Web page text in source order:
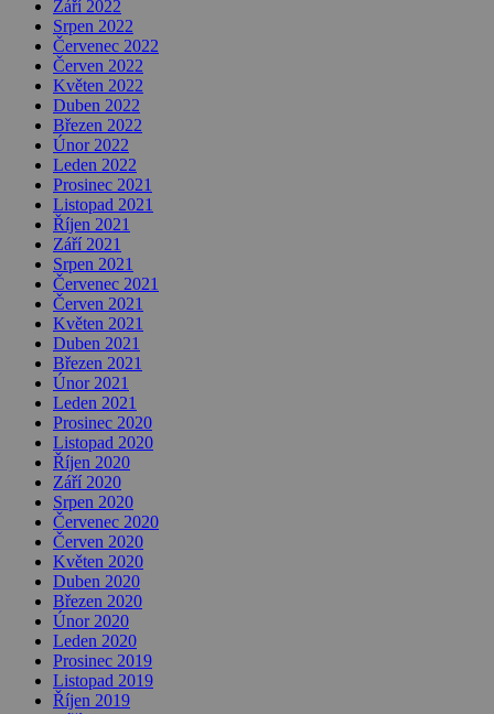
Září 2022
Srpen 2022
Červenec 2022
Červen 2022
Květen 2022
Duben 2022
Březen 2022
Únor 2022
Leden 2022
Prosinec 2021
Listopad 2021
Říjen 2021
Září 2021
Srpen 2021
Červenec 2021
Červen 2021
Květen 2021
Duben 2021
Březen 2021
Únor 2021
Leden 2021
Prosinec 2020
Listopad 2020
Říjen 2020
Září 2020
Srpen 2020
Červenec 2020
Červen 2020
Květen 2020
Duben 2020
Březen 2020
Únor 2020
Leden 2020
Prosinec 2019
Listopad 2019
Říjen 2019